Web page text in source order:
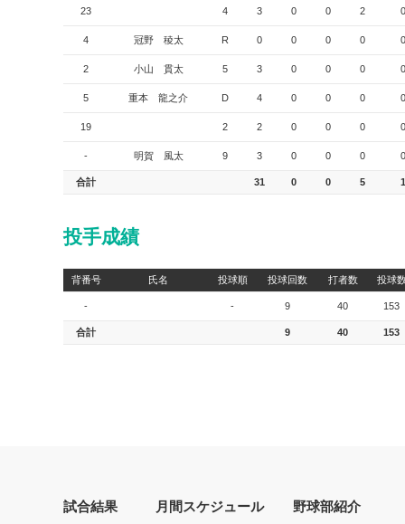
23 4 3 0 0 2 0
4 冠野 稜太 R 0 0 0 0 0
2 小山 貫太 5 3 0 0 0 0
5 重本 龍之介 D 4 0 0 0 0
19 2 2 0 0 0 0
- 明賀 風太 9 3 0 0 0 0
合計 31 0 0 5 1
投手成績
背番号 氏名 投球順 投球回数 打者数 投球
- - 9 40 153
合計 9 40 153
試合結果 月間スケジュール 野球部紹介